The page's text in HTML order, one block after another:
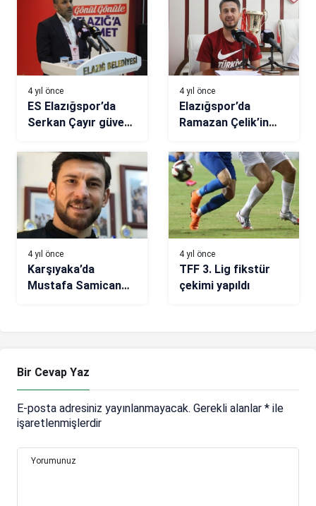
kapanması
4 yıl önce
ES Elazığspor’da
Serkan Çayır güven
4 yıl önce
Elazığspor’da
Ramazan Çelik’in
oldu
4 yıl önce
Karşıyaka’da
Mustafa Samican
4 yıl önce
TFF 3. Lig fikstür
çekimi yapıldı
Bir Cevap Yaz
E-posta adresiniz yayınlanmayacak. Gerekli alanlar * ile
işaretlenmişlerdir
Yorumunuz